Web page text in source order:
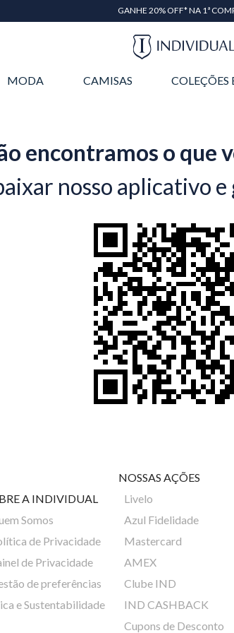
GANHE 20% OFF* NA 1ª
MODA CAMISAS COLEÇÕES
encontramos o que
nosso aplicativo
A INDIVIDUAL
Somos
de Privacidade
de Privacidade
de preferências
e Sustentabilidade
NOSSAS AÇÕES
Livelo
Azul Fidelidade
Mastercard
AMEX
Clube IND
IND CASHBACK
Cupons de Desconto